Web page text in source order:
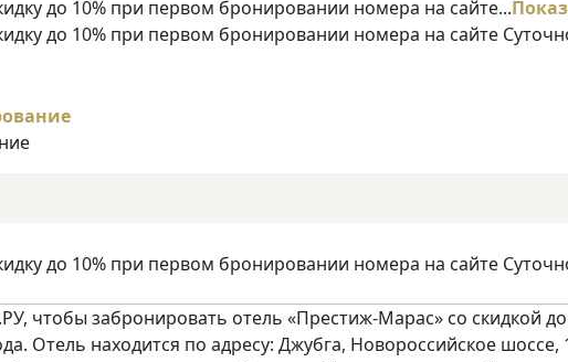
до 10% при первом бронировании номера на сайте...
до 10% при первом бронировании номера на сайте
до 10% при первом бронировании номера на сайте
чтобы забронировать отель «Престиж-Марас» со скидкой
Отель находится по адресу: Джубга, Новороссийское шоссе,